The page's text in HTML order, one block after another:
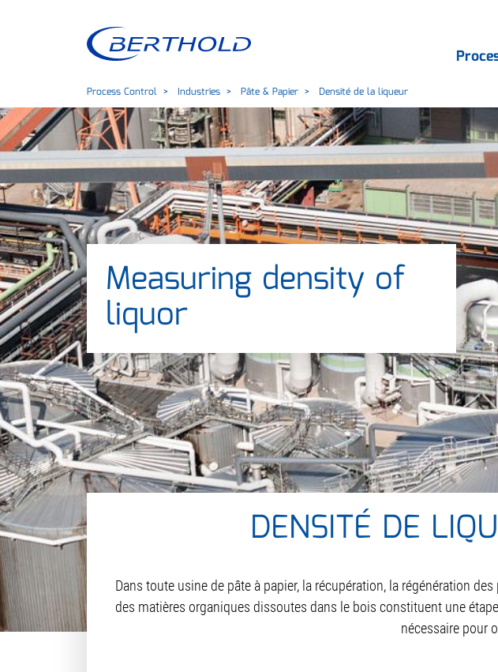
Process Control Industries Pâte & Papier Densité de la liqueur
Measuring density of
liquor
DENSITÉ DE
Dans toute usine de pâte à papier, la récupération, la régénération
des matières organiques dissoutes dans le bois constituent une
nécessaire pour